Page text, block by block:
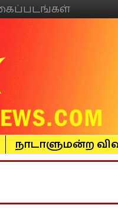
நாடாளுமன்ற